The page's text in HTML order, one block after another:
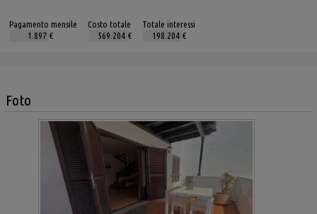
Pagamento mensile
€
Costo totale
€
Totale interessi
€
Foto